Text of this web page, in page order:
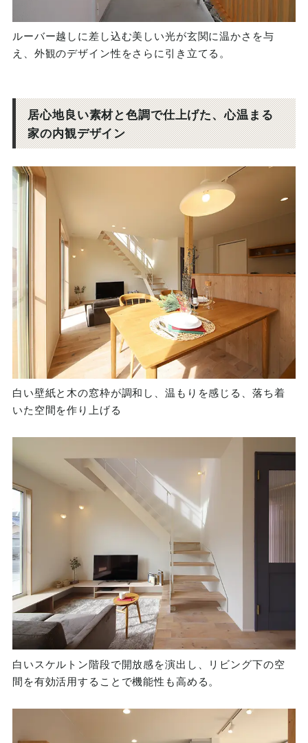
ルーバー越しに差し込む美しい光が玄関に温かさを与
え、外観のデザイン性をさらに引き立てる。
居心地良い素材と色調で仕上げた、心温まる
家の内観デザイン
白い壁紙と木の窓枠が調和し、温もりを感じる、落ち着
いた空間を作り上げる
白いスケルトン階段で開放感を演出し、リビング下の空
間を有効活用することで機能性も高める。